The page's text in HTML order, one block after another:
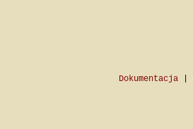
Dokumentacja|